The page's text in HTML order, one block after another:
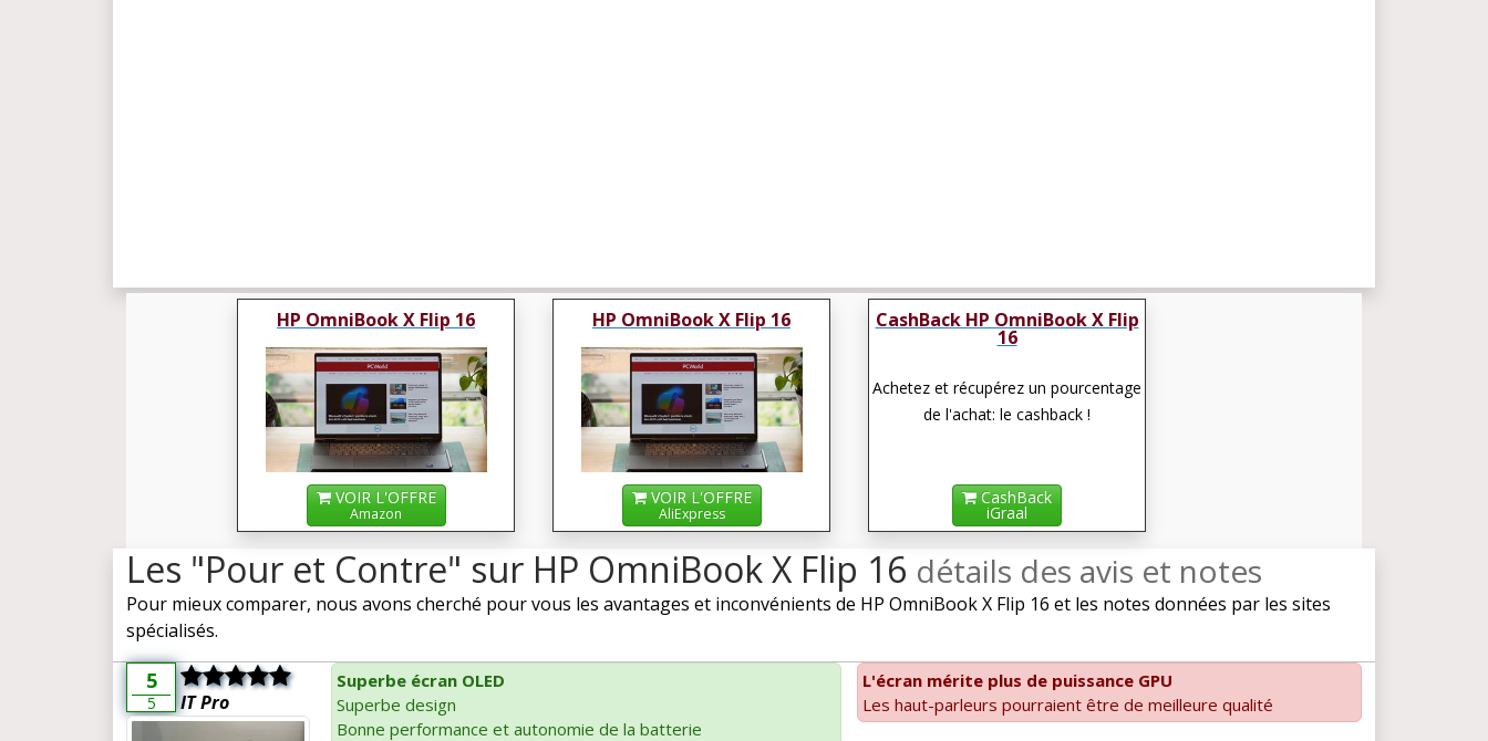
HP OmniBook X Flip 16
VOIR L'OFFRE
Amazon
HP OmniBook X Flip 16
VOIR L'OFFRE
AliExpress
CashBack HP OmniBook X Flip
16
Achetez et récupérez un pourcentage
de l'achat: le cashback !
CashBack
iGraal
Les "Pour et Contre" sur HP OmniBook X Flip 16 détails des avis et notes
Pour mieux comparer, nous avons cherché pour vous les avantages et inconvénients de HP OmniBook X Flip 16 et les notes données par les sites
spécialisés.
5
5 IT Pro
Superbe écran OLED
Superbe design
Bonne performance et autonomie de la batterie
L'écran mérite plus de puissance GPU
Les haut-parleurs pourraient être de meilleure qualité